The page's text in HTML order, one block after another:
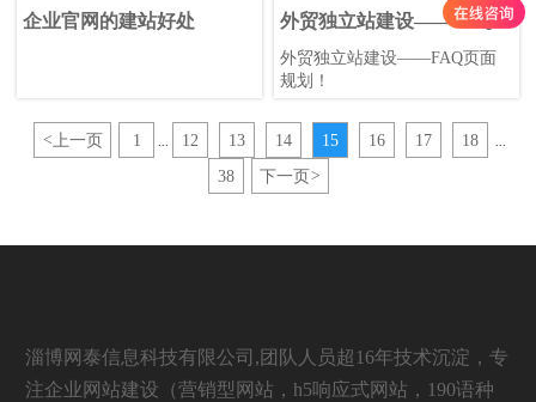
化、产品详情、企业联系方式
企业官网的建站好处
外贸独立站建设——FAQ页
面规划！
外贸独立站建设——FAQ页面
规划！
< 上一页 1 12 13 14 15 16 17 18
38 下一页>
淄博网泰信息科技有限公司,团队人员超16年技术沉淀，专
注企业网站建设（营销型网站，h5响应式网站，190语种